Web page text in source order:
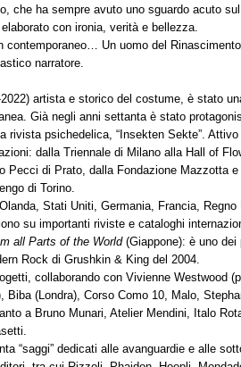
che ha sempre avuto uno sguardo acuto
con ironia, verità e bellezza.
Un uomo del
narratore.
artista e storico del costume, è stato
Già negli anni settanta è stato
rivista psichedelica, “Insekten Sekte”. Attivo
dalla Triennale di Milano alla Hall of
Pecci di Prato, dalla Fondazione Mazzotta
di Torino.
Stati Uniti, Germania, Francia, Regno
su importanti riviste e cataloghi
all Parts of the World(Giappone): è uno dei
Rock di Grushkin & King del 2004.
collaborando con Vivienne Westwood
Biba (Londra), Corso Como 10, Malo,
a Bruno Munari, Atelier Mendini, Italo
“saggi” dedicati alle avanguardie e alle